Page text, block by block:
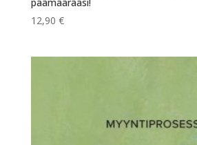
12,90 €